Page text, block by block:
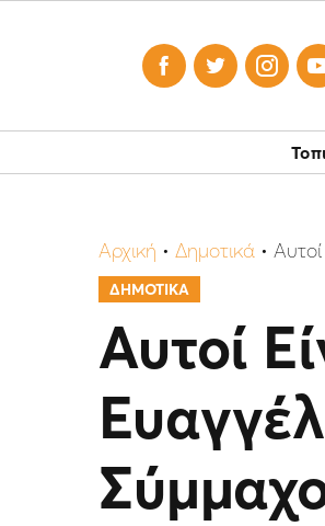
  
Αρχική • Δημοτικά •
ΔΗΜΟΤΙΚΑ
Αυτοί